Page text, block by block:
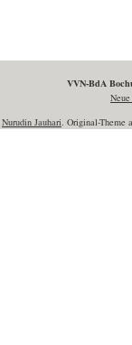
VVN-BdA
Nurudin Jauhari . Original-